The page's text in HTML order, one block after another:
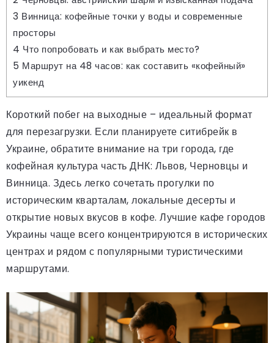
3 Винница: кофейные точки у воды и современные
просторы
4 Что попробовать и как выбрать место?
5 Маршрут на 48 часов: как составить «кофейный»
уикенд
Короткий побег на выходные – идеальный формат
для перезагрузки. Если планируете ситибрейк в
Украине, обратите внимание на три города, где
кофейная культура часть ДНК: Львов, Черновцы и
Винница. Здесь легко сочетать прогулки по
историческим кварталам, локальные десерты и
открытие новых вкусов в кофе. Лучшие кафе городов
Украины чаще всего концентрируются в исторических
центрах и рядом с популярными туристическими
маршрутами.